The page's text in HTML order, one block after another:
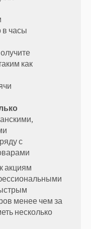
в часы
как
с
акциям
менее чем за
несколько